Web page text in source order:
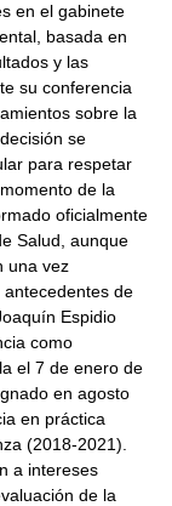
en el gabinete
basada en
y las
su conferencia
sobre la
se
para respetar
de la
oficialmente
Salud, aunque
una vez
de
Espidio
como
el 7 de enero de
en agosto
en práctica
(2018-2021).
a intereses
de la